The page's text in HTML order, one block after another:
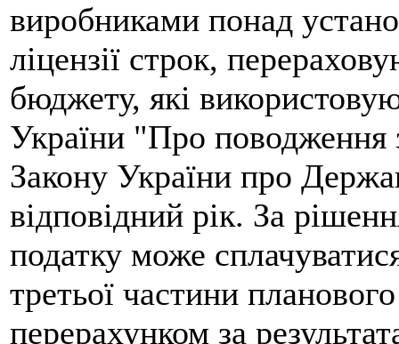
виробниками понад
ліцензії строк,
бюджету, які
України "Про поводження
Закону України про
відповідний рік. За
податку може
третьої частини
перерахунком за